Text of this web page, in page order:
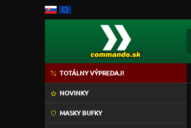
TOTÁLNY VÝPREDAJ!
NOVINKY
MASKY BUFKY